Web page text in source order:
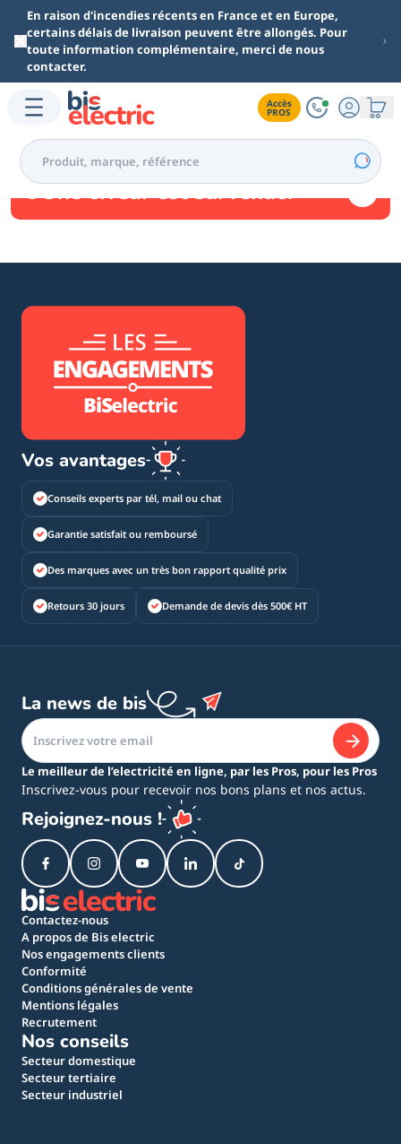
Aller au contenu principal
En raison d'incendies récents en France et en Europe,
certains délais de livraison peuvent être allongés. Pour
toute information complémentaire, merci de nous
contacter.
Accès
PROS
Une erreur est survenue.
Vos avantages
Conseils experts par tél, mail ou chat
Garantie satisfait ou remboursé
Des marques avec un très bon rapport qualité prix
Retours 30 jours Demande de devis dès 500€ HT
La news de bis
Le meilleur de l’electricité en ligne, par les Pros, pour les Pros
Inscrivez-vous pour recevoir nos bons plans et nos actus.
Rejoignez-nous !
Contactez-nous
A propos de Bis electric
Nos engagements clients
Conformité
Conditions générales de vente
Mentions légales
Recrutement
Nos conseils
Secteur domestique
Secteur tertiaire
Secteur industriel